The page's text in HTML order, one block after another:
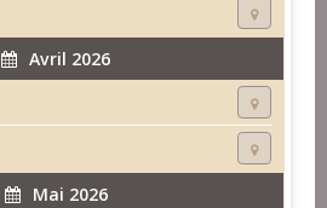
Avril 2026
Mai 2026